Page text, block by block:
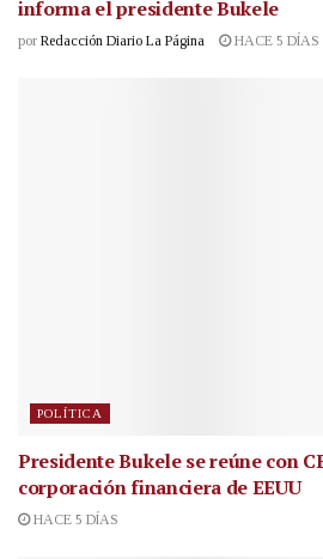
informa el presidente Bukele
por Redacción Diario La Página HACE 5 DÍAS
POLÍTICA
Presidente Bukele se reúne con
corporación financiera de EEUU
HACE 5 DÍAS